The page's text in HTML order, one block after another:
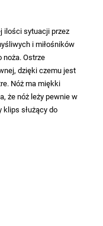
ilości sytuacji przez
i miłośników
noża. Ostrze
dzięki czemu jest
Nóż ma miękki
że nóż leży pewnie w
klips służący do